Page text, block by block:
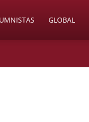
GLOBAL